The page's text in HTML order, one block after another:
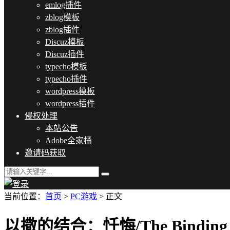
emlog插件
zblog模板
zblog插件
Discuz模板
Discuz插件
typecho模板
typecho插件
wordpress模板
wordpress插件
侵权处理
本站公告
Adobe全家桶
邀请码获取
当前位置： 首页 > PC游戏 > 正文
以撒的结合：忏悔/The Binding